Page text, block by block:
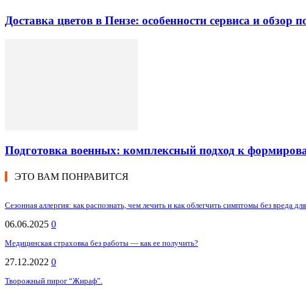
Доставка цветов в Пензе: особенности сервиса и обзор
Подготовка военных: комплексный подход к
ЭТО ВАМ ПОНРАВИТСЯ
Сезонная аллергия: как распознать, чем лечить и как облегчить симптомы без вреда
06.06.2025 0
Медицинская страховка без работы — как ее получить?
27.12.2022 0
Творожный пирог “Жираф”.